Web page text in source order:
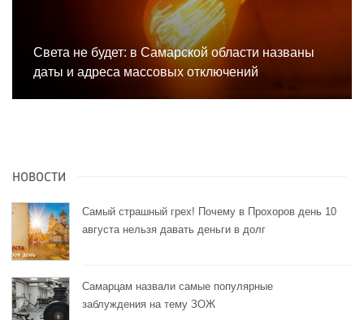
Света не будет: в Самарской области названы
даты и адреса массовых отключений
НОВОСТИ
Самый страшный грех! Почему в Прохоров день 10
августа нельзя давать деньги в долг
Самарцам назвали самые популярные
заблуждения на тему ЗОЖ